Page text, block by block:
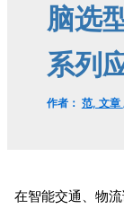
脑选
系列
作者： 范, 文章
在智能交通、物